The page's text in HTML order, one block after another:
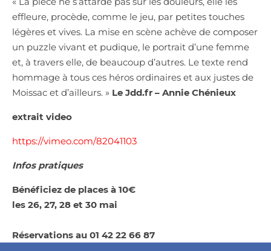
effleure, procède, comme le jeu, par petites touches
légères et vives. La mise en scène achève de composer
un puzzle vivant et pudique, le portrait d’une femme
et, à travers elle, de beaucoup d’autres. Le texte rend
hommage à tous ces héros ordinaires et aux justes de
Moissac et d’ailleurs. » Le Jdd.fr – Annie Chénieux
extrait video
https://vimeo.com/82041103
Infos pratiques
Bénéficiez de places à 10€
les​​ 26, 27, 28 et 30 mai
Réservations au 01 42 22 66 87